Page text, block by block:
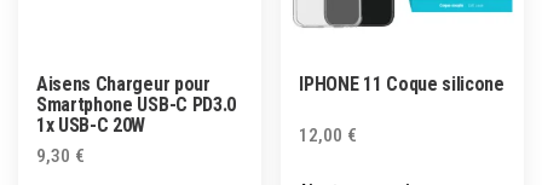
Aisens Chargeur pour
Smartphone USB-C PD3.0
1x USB-C 20W
9,30 €
IPHONE 11 Coque silicone
12,00 €